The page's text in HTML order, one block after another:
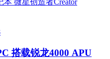
搭载锐龙4000 APU